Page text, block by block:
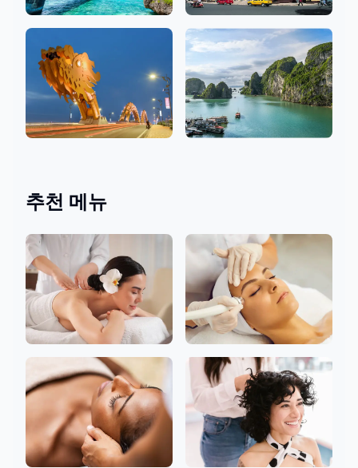
오키나와
3 상점
호치민
9 상점
추천 메뉴
몸 페이셜